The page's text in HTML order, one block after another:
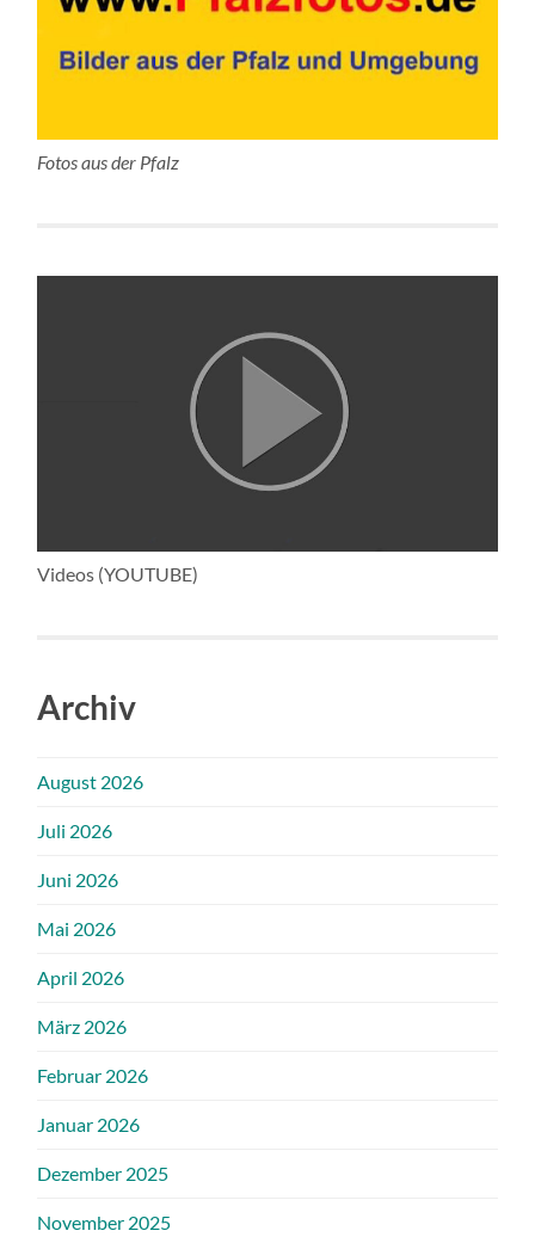
Fotos aus der Pfalz
Videos (YOUTUBE)
Archiv
August 2026
Juli 2026
Juni 2026
Mai 2026
April 2026
März 2026
Februar 2026
Januar 2026
Dezember 2025
November 2025